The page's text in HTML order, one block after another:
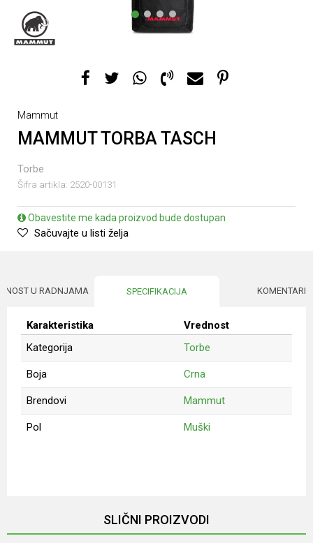
1 2 3 4
Mammut
MAMMUT TORBA TASCH
Torbe
Šifra artikla: 2520-00131
Obavestite me kada proizvod bude dostupan
Sačuvajte u listi želja
U RADNJAMA SPECIFIKACIJA KOMENTARI
Karakteristika
Vrednost
Kategorija
Torbe
Boja Crna
Brendovi Mammut
Pol Muški
SLIČNI PROIZVODI